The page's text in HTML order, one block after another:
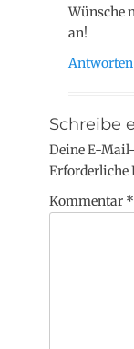
Wünsche
an!
Antworten
Schreibe
Deine E-
Erforderliche
Kommentar *